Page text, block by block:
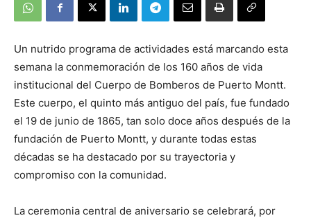
Un nutrido programa de actividades está marcando esta
semana la conmemoración de los 160 años de vida
institucional del Cuerpo de Bomberos de Puerto Montt.
Este cuerpo, el quinto más antiguo del país, fue fundado
el 19 de junio de 1865, tan solo doce años después de la
fundación de Puerto Montt, y durante todas estas
décadas se ha destacado por su trayectoria y
compromiso con la comunidad.
La ceremonia central de aniversario se celebrará, por